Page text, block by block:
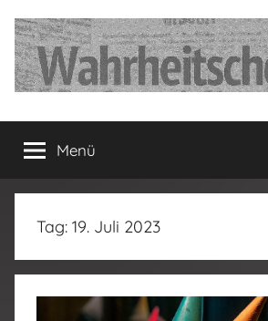
Inhalt
springen
…
Deutschland
hat
fertig…!
Menü
Tag: 19. Juli 2023